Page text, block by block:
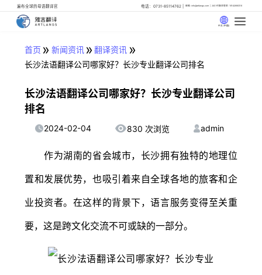
遍布全球的母语翻译官 电话：0731-85114762 邮箱: info@artlangs.com 24小时翻译管家: 18142666316
中文 (中国)
首页 » 新闻资讯» 翻译资讯 »
长沙法语翻译公司哪家好？长沙专业翻译公司排名
长沙法语翻译公司哪家好？长沙专业翻译公司
排名
2024-02-04 830 次浏览 admin
作为湖南的省会城市，长沙拥有独特的地理位
置和发展优势，也吸引着来自全球各地的旅客和企
业投资者。在这样的背景下，语言服务变得至关重
要，这是跨文化交流不可或缺的一部分。